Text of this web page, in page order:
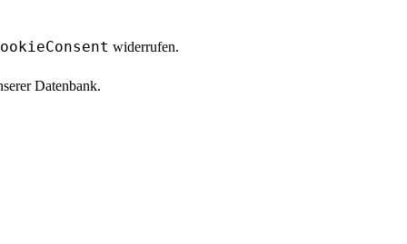
widerrufen.
Datenbank.